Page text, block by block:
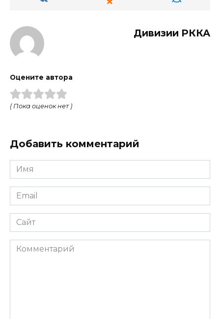
Дивизии РККА
Оцените автора
( Пока оценок нет )
Добавить комментарий
Имя
Email
Сайт
Комментарий